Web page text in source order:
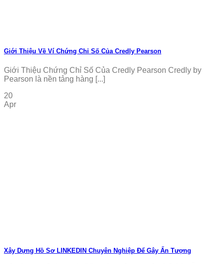
Giới Thiệu Về Ví Chứng Chỉ Số Của Credly Pearson
Giới Thiệu Chứng Chỉ Số Của Credly Pearson Credly by
Pearson là nền tảng hàng [...]
20
Apr
Xây Dựng Hồ Sơ LINKEDIN Chuyên Nghiệp Để Gây Ấn Tượng